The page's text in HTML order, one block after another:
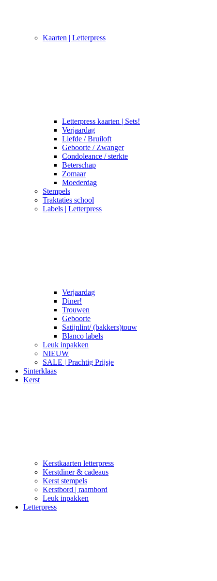
Kaarten | Letterpress
Letterpress kaarten | Sets!
Verjaardag
Liefde / Bruiloft
Geboorte / Zwanger
Condoleance / sterkte
Beterschap
Zomaar
Moederdag
Stempels
Traktaties school
Labels | Letterpress
Verjaardag
Diner!
Trouwen
Geboorte
Satijnlint/ (bakkers)touw
Blanco labels
Leuk inpakken
NIEUW
SALE | Prachtig Prijsje
Sinterklaas
Kerst
Kerstkaarten letterpress
Kerstdiner & cadeaus
Kerst stempels
Kerstbord | raambord
Leuk inpakken
Letterpress